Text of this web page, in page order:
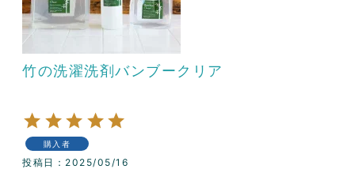
竹の洗濯洗剤バンブークリア
購入者
投稿日 2025/05/16